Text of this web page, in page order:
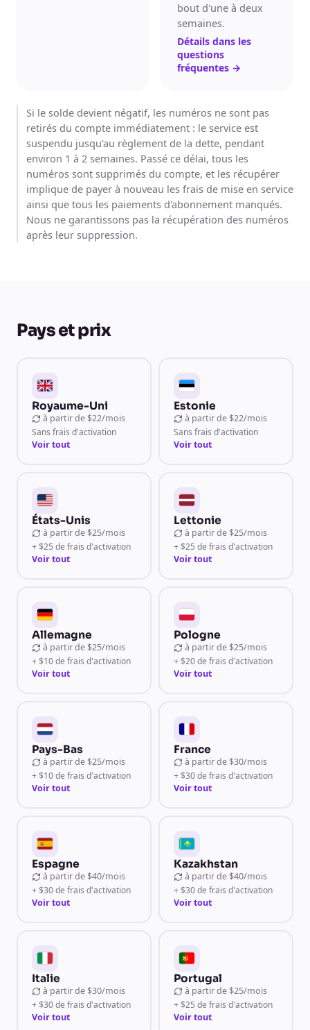
bout d'une à deux
semaines.
Détails dans les
questions
fréquentes →
Si le solde devient négatif, les numéros ne sont pas
retirés du compte immédiatement : le service est
suspendu jusqu'au règlement de la dette, pendant
environ 1 à 2 semaines. Passé ce délai, tous les
numéros sont supprimés du compte, et les récupérer
implique de payer à nouveau les frais de mise en service
ainsi que tous les paiements d'abonnement manqués.
Nous ne garantissons pas la récupération des numéros
après leur suppression.
Pays et prix
Royaume-Uni
à partir de $22/mois
Sans frais d'activation
Voir tout
Estonie
à partir de $22/mois
Sans frais d'activation
Voir tout
États-Unis
à partir de $25/mois
+ $25 de frais d'activation
Voir tout
Lettonie
à partir de $25/mois
+ $25 de frais d'activation
Voir tout
Allemagne
à partir de $25/mois
+ $10 de frais d'activation
Voir tout
Pologne
à partir de $25/mois
+ $20 de frais d'activation
Voir tout
Pays-Bas
à partir de $25/mois
+ $10 de frais d'activation
Voir tout
France
à partir de $30/mois
+ $30 de frais d'activation
Voir tout
Espagne
à partir de $40/mois
+ $30 de frais d'activation
Voir tout
Kazakhstan
à partir de $40/mois
+ $30 de frais d'activation
Voir tout
Italie
à partir de $30/mois
+ $30 de frais d'activation
Voir tout
Portugal
à partir de $25/mois
+ $25 de frais d'activation
Voir tout